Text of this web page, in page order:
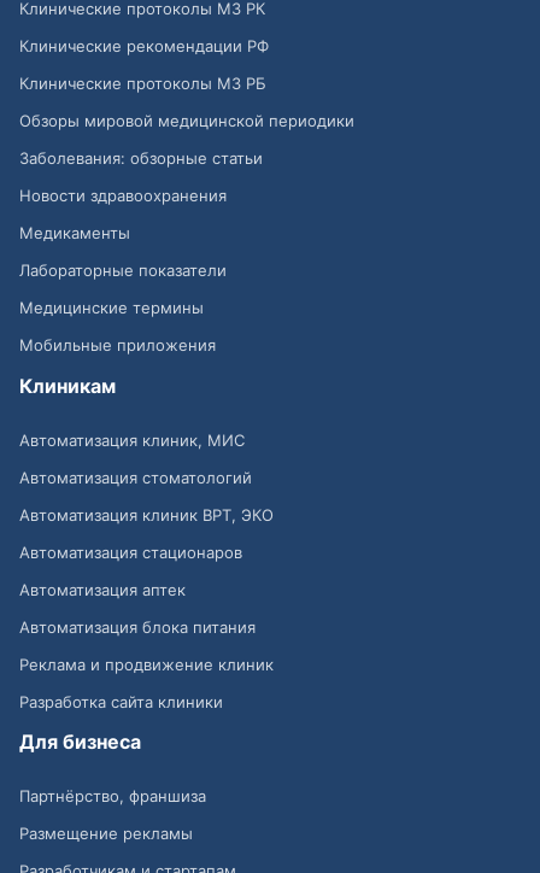
Клинические протоколы МЗ РК
Клинические рекомендации РФ
Клинические протоколы МЗ РБ
Обзоры мировой медицинской периодики
Заболевания: обзорные статьи
Новости здравоохранения
Медикаменты
Лабораторные показатели
Медицинские термины
Мобильные приложения
Клиникам
Автоматизация клиник, МИС
Автоматизация стоматологий
Автоматизация клиник ВРТ, ЭКО
Автоматизация стационаров
Автоматизация аптек
Автоматизация блока питания
Реклама и продвижение клиник
Разработка сайта клиники
Для бизнеса
Партнёрство, франшиза
Размещение рекламы